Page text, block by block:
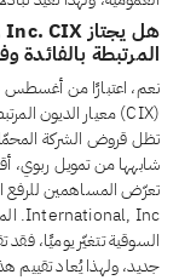
المرتبطة بالفائدة
تظل قروض الشركة
السوقية تتغيّر يوميًا،
جديد، ولهذا يُعاد تقييم